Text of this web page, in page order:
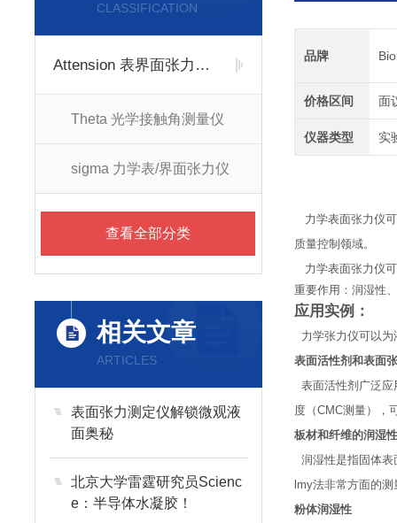
CLASSIFICATION
Attension 表界面张力仪/接触角测量仪
Theta 光学接触角测量仪
sigma 力学表/界面张力仪
查看全部分类
相关文章
ARTICLES
表面张力测定仪解锁微观液
面奥秘
北京大学雷霆研究员Scienc
e：半导体水凝胶！
品牌
价格区间 面
仪器类型 实
力学表面张力仪
质量控制领域。
力学表面张力仪
重要作用：润湿性
应用实例：
力学张力仪可以为
表面活性剂和表面
表面活性剂广泛应
度（CMC测量），
板材和纤维的润湿
润湿性是指固体表
lmy法非常方面的
粉体润湿性